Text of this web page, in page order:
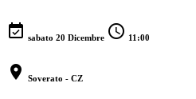
event_available sabato 20 Dicembre schedule 11:00
location_on Soverato - CZ